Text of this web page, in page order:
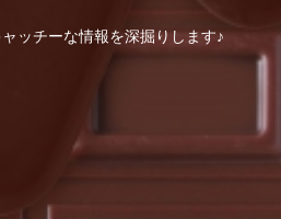
ッチーな情報を深掘りします♪